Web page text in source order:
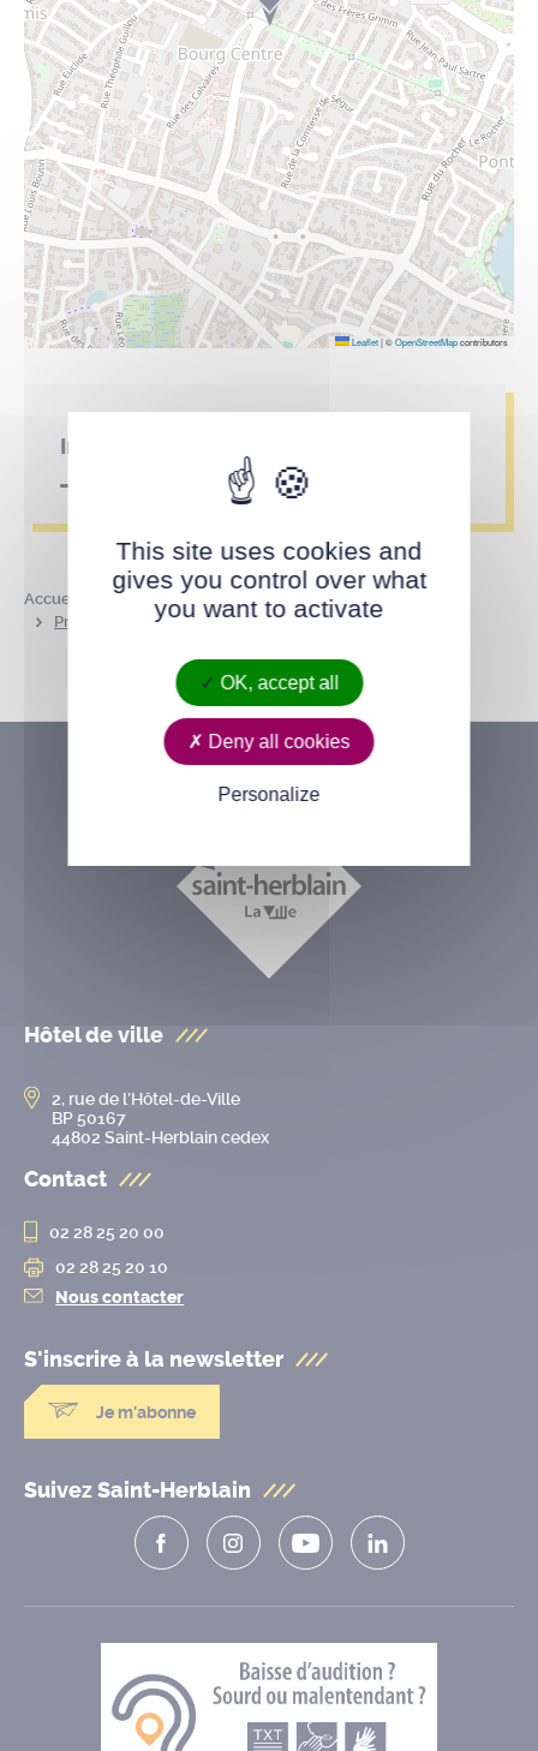
Infos pratiques
Leaflet|©OpenStreetMapcontributors
Accueil
Annuaire des parcs et lieux publics
Promenade des Noëlles Tesseries
Hôtel de ville
2, rue de l’Hôtel-de-Ville
BP 50167
44802 Saint-Herblain cedex
Contact
02 28 25 20 00
02 28 25 20 10
Nous contacter
S'inscrire à la newsletter
Je m'abonne
Suivez Saint-Herblain
This site uses cookies and
gives you control over what
you want to activate
OK, accept all
Deny all cookies
Personalize